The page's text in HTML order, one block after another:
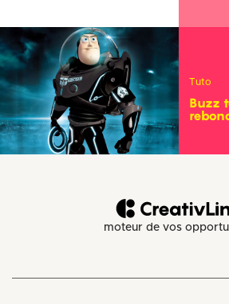
Tuto
Buzz
moteur de vos